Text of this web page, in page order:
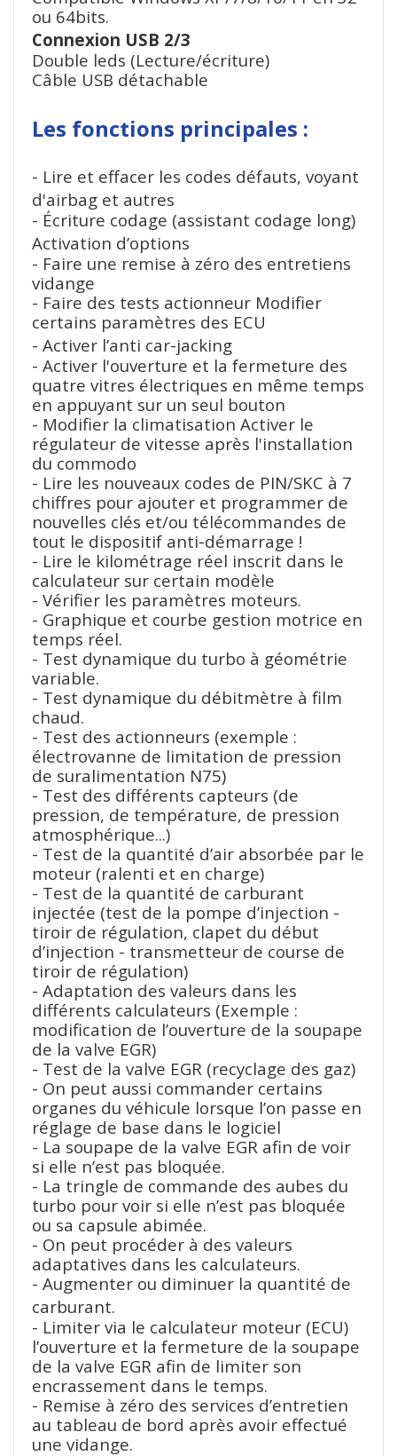
ou 64bits.
Connexion USB 2/3
Double leds (Lecture/écriture)
Câble USB détachable
Les fonctions principales :
- Lire et effacer les codes défauts, voyant
d'airbag et autres
- Écriture codage (assistant codage long)
Activation d’options
- Faire une remise à zéro des entretiens
vidange
- Faire des tests actionneur Modifier
certains paramètres des ECU
- Activer l’anti car-jacking
- Activer l'ouverture et la fermeture des
quatre vitres électriques en même temps
en appuyant sur un seul bouton
- Modifier la climatisation Activer le
régulateur de vitesse après l'installation
du commodo
- Lire les nouveaux codes de PIN/SKC à 7
chiffres pour ajouter et programmer de
nouvelles clés et/ou télécommandes de
tout le dispositif anti-démarrage !
- Lire le kilométrage réel inscrit dans le
calculateur sur certain modèle
- Vérifier les paramètres moteurs.
- Graphique et courbe gestion motrice en
temps réel.
- Test dynamique du turbo à géométrie
variable.
- Test dynamique du débitmètre à film
chaud.
- Test des actionneurs (exemple :
électrovanne de limitation de pression
de suralimentation N75)
- Test des différents capteurs (de
pression, de température, de pression
atmosphérique...)
- Test de la quantité d’air absorbée par le
moteur (ralenti et en charge)
- Test de la quantité de carburant
injectée (test de la pompe d’injection -
tiroir de régulation, clapet du début
d’injection - transmetteur de course de
tiroir de régulation)
- Adaptation des valeurs dans les
différents calculateurs (Exemple :
modification de l’ouverture de la soupape
de la valve EGR)
- Test de la valve EGR (recyclage des gaz)
- On peut aussi commander certains
organes du véhicule lorsque l’on passe en
réglage de base dans le logiciel
- La soupape de la valve EGR afin de voir
si elle n’est pas bloquée.
- La tringle de commande des aubes du
turbo pour voir si elle n’est pas bloquée
ou sa capsule abimée.
- On peut procéder à des valeurs
adaptatives dans les calculateurs.
- Augmenter ou diminuer la quantité de
carburant.
- Limiter via le calculateur moteur (ECU)
l’ouverture et la fermeture de la soupape
de la valve EGR afin de limiter son
encrassement dans le temps.
- Remise à zéro des services d’entretien
au tableau de bord après avoir effectué
une vidange.